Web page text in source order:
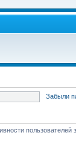
Забыли
пользователей